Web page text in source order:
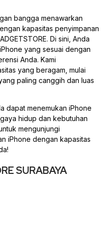
bangga menawarkan
kapasitas penyimpanan
Di sini, Anda
yang sesuai dengan
Anda. Kami
yang beragam, mulai
paling canggih dan luas
dapat menemukan iPhone
hidup dan kebutuhan
mengunjungi
iPhone dengan kapasitas
SURABAYA